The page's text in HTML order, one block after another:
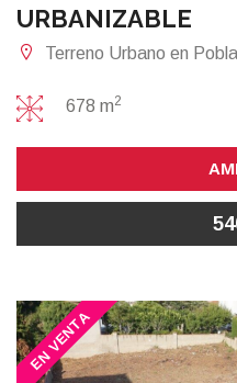
URBANIZABLE
Terreno Urbano en
678 m2
EN VENTA